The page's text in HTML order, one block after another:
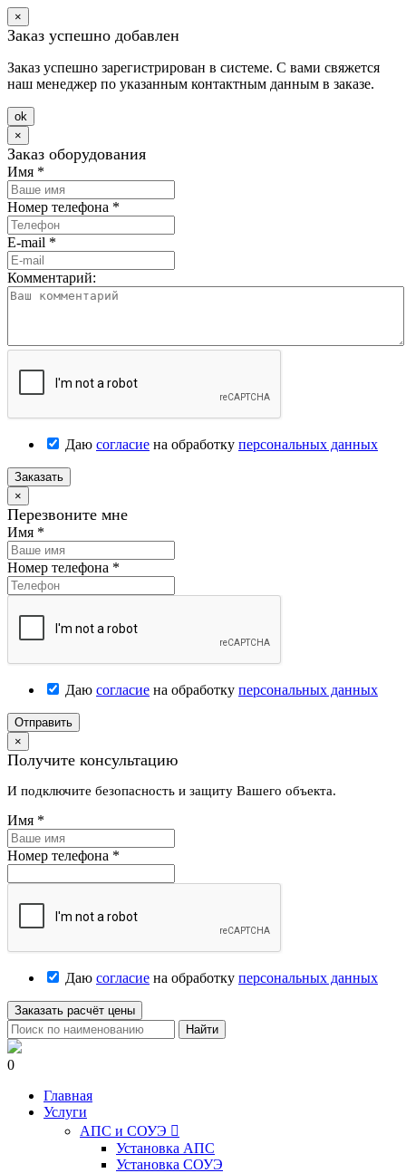
×
Заказ успешно добавлен
Заказ успешно зарегистрирован в системе. С вами свяжется
наш менеджер по указанным контактным данным в заказе.
оk
×
Заказ оборудования
Имя *
Номер телефона *
E-mail *
Комментарий:
Даю согласие на обработку персональных данных
Заказать
×
Перезвоните мне
Имя *
Номер телефона *
Даю согласие на обработку персональных данных
Отправить
×
Получите консультацию
И подключите безопасность и защиту Вашего объекта.
Имя *
Номер телефона *
Даю согласие на обработку персональных данных
Заказать расчёт цены
Найти
0
Главная
Услуги
АПС и СОУЭ 
Установка АПС
Установка СОУЭ